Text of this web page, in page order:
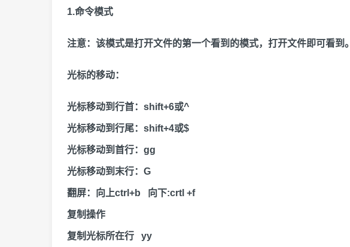
1.命令模式
注意：该模式是打开文件的第一个看到的模式，打开文件即可看到。
光标的移动：
光标移动到行首： shift+6或^
光标移动到行尾： shift+4或$
光标移动到首行： gg
光标移动到末行： G
翻屏： 向上ctrl+b 向下:crtl +f
复制操作
复制光标所在行 yy